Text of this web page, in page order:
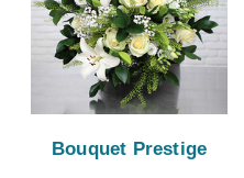
Bouquet Prestige